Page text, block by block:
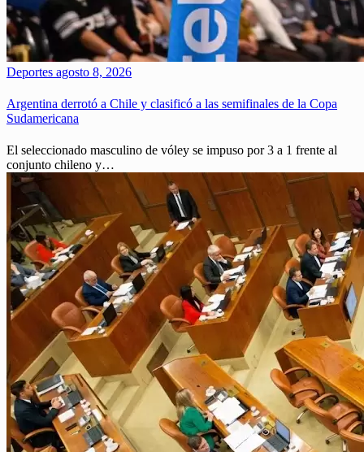
Deportes agosto 8, 2026
Argentina derrotó a Chile y clasificó a las semifinales de la Copa
Sudamericana
El seleccionado masculino de vóley se impuso por 3 a 1 frente al
conjunto chileno y…